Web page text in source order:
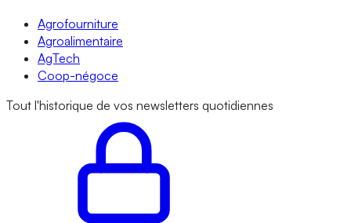
Agrofourniture
Agroalimentaire
AgTech
Coop-négoce
Tout l'historique de vos newsletters quotidiennes